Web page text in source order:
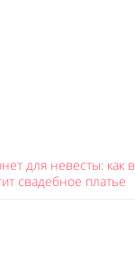
для невесты: как
свадебное платье